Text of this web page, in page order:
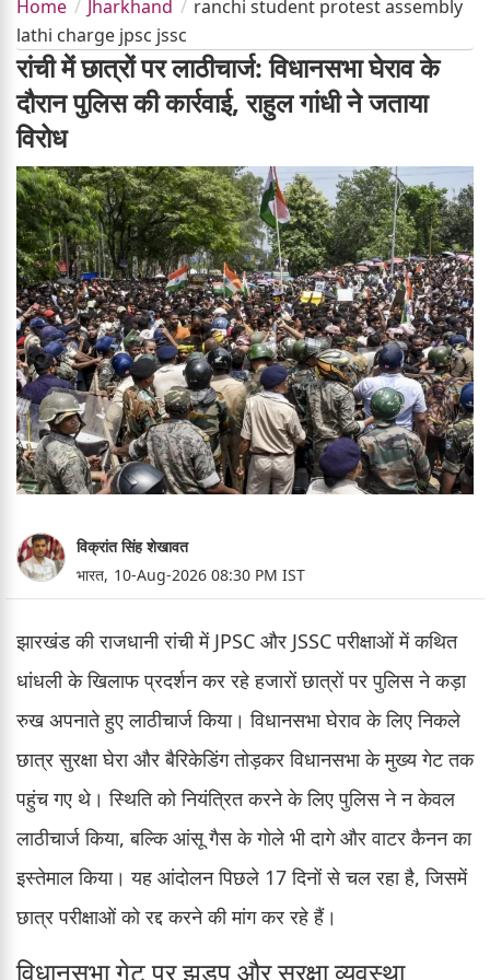
Home Jharkhand
ranchi student protest assembly
lathi charge jpsc jssc
रांची में छात्रों पर लाठीचार्ज: विधानसभा घेराव के
दौरान पुलिस की कार्रवाई, राहुल गांधी ने जताया
विरोध
विक्रांत सिंह शेखावत
भारत, 10-Aug-2026 08:30 PM IST
झारखंड की राजधानी रांची में JPSC और JSSC परीक्षाओं में कथित
धांधली के खिलाफ प्रदर्शन कर रहे हजारों छात्रों पर पुलिस ने कड़ा
रुख अपनाते हुए लाठीचार्ज किया। विधानसभा घेराव के लिए निकले
छात्र सुरक्षा घेरा और बैरिकेडिंग तोड़कर विधानसभा के मुख्य गेट तक
पहुंच गए थे। स्थिति को नियंत्रित करने के लिए पुलिस ने न केवल
लाठीचार्ज किया, बल्कि आंसू गैस के गोले भी दागे और वाटर कैनन का
इस्तेमाल किया। यह आंदोलन पिछले 17 दिनों से चल रहा है, जिसमें
छात्र परीक्षाओं को रद्द करने की मांग कर रहे हैं।
विधानसभा गेट पर झड़प और सुरक्षा व्यवस्था